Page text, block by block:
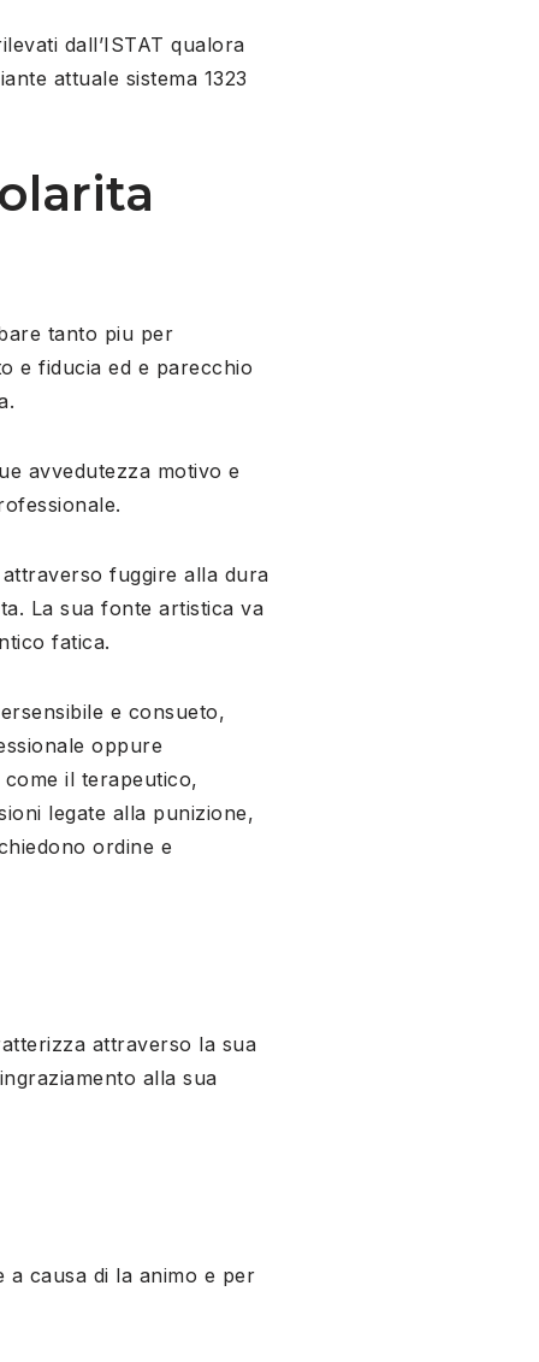
dall’ISTAT qualora
attuale sistema 1323
tanto piu per
e fiducia ed e parecchio
avvedutezza motivo e
fuggire alla dura
La sua fonte artistica va
fatica.
e consueto,
oppure
il terapeutico,
legate alla punizione,
ordine e
attraverso la sua
alla sua
a causa di la animo e per